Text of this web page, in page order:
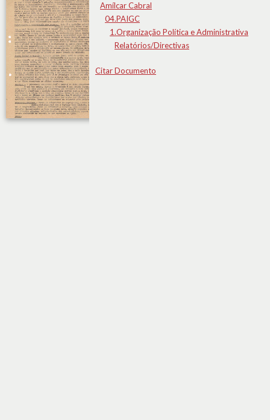
Amílcar Cabral
04.PAIGC
1.Organização Política e Administrativa
Relatórios/Directivas
Citar Documento